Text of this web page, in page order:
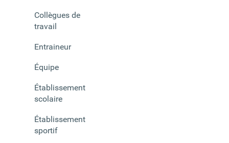
Collègues de
travail
Entraineur
Équipe
Établissement
scolaire
Établissement
sportif